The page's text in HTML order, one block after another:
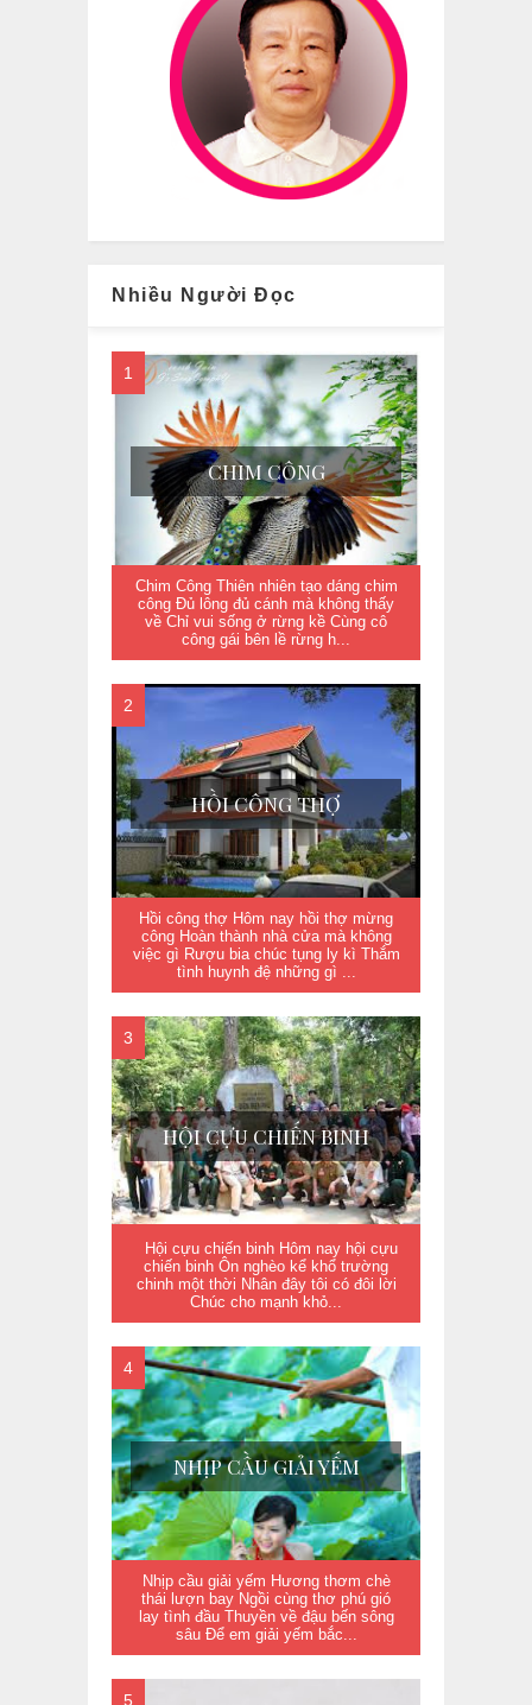
Nhiều Người Đọc
CHIM CÔNG
Chim Công Thiên nhiên tạo dáng chim
công Đủ lông đủ cánh mà không thấy
về Chỉ vui sống ở rừng kề Cùng cô
công gái bên lề rừng h...
HỒI CÔNG THỢ
Hồi công thợ Hôm nay hồi thợ mừng
công Hoàn thành nhà cửa mà không
việc gì Rượu bia chúc tụng ly kì Thắm
tình huynh đệ những gì ...
HỘI CỰU CHIẾN BINH
Hội cựu chiến binh Hôm nay hội cựu
chiến binh Ôn nghèo kể khổ trường
chinh một thời Nhân đây tôi có đôi lời
Chúc cho mạnh khỏ...
NHỊP CẦU GIẢI YẾM
Nhịp cầu giải yếm Hương thơm chè
thái lượn bay Ngồi cùng thơ phú gió
lay tình đầu Thuyền về đậu bến sông
sâu Để em giải yếm bắc...